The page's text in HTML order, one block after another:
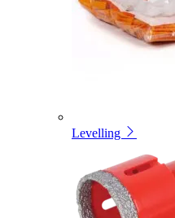
Levelling